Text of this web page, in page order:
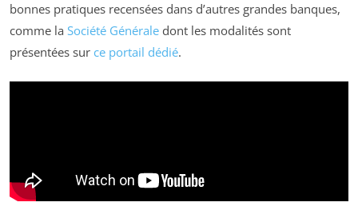
bonnes pratiques recensées dans d’autres grandes banques,
comme la Société Générale dont les modalités sont
présentées sur ce portail dédié.